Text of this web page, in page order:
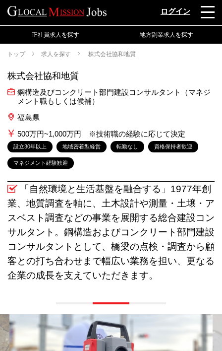
ログイン
正社員求人を探す 地方副業求人を探す
トップ 求人を探す 株式会社協和地質
株式会社協和地質
鋼構造及びコンクリート部門建設コンサルタント（マネジ
メント職もしくは候補）
福島県
500万円~1,000万円 ※技術職の経験に応じて決定
設立30年以上 地域密着型経営 転勤なし 資格保持者歓迎
マネジメント経験歓迎
「自然環境と生活基盤を融合する」1977年創
業、地質調査を軸に、土木設計や測量・土壌・ア
スベスト調査などの事業を展開する総合建設コン
サルタント。鋼構造およびコンクリート部門建設
コンサルタントとして、橋梁の点検・調査から顧
客との打ち合わせまで幅広い業務を担い、更なる
企業の成長を支えていただきます。